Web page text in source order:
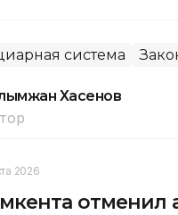
система
Хасенов
2026
отменил